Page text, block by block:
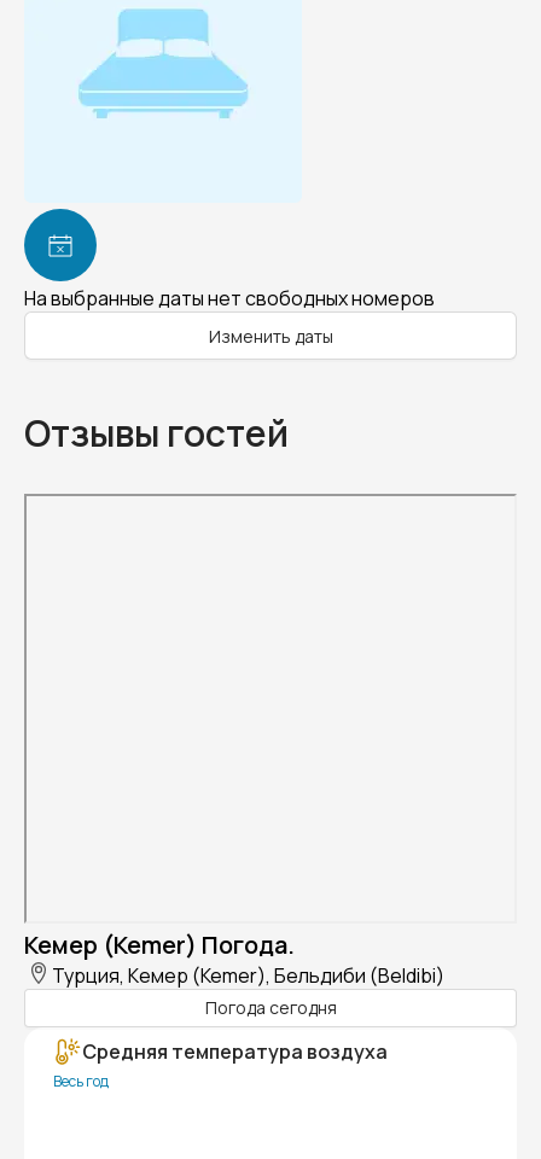
На выбранные даты нет свободных номеров
Изменить даты
Отзывы гостей
Кемер (Kemer) Погода.
Турция, Кемер (Kemer), Бельдиби (Beldibi)
Погода сегодня
Средняя температура воздуха
Весь год